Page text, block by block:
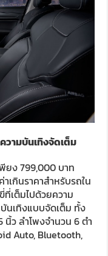
วามบันเทิงจัดเต็ม
ยง 799,000 บาท
เกินราคาสำหรับรถใน
เต็มไปด้วยความ
นเทิงแบบจัดเต็ม ทั้ง
ว ลําโพงจำนวน 6 ตํา
Auto, Bluetooth,